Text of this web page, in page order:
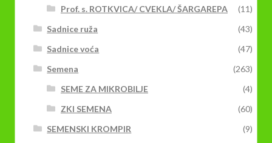
Prof. s. ROTKVICA/ CVEKLA/ ŠARGAREPA
(11)
Sadnice ruža
(43)
Sadnice voća
(47)
Semena
(263)
SEME ZA MIKROBILJE
(4)
ZKI SEMENA
(60)
SEMENSKI KROMPIR
(9)